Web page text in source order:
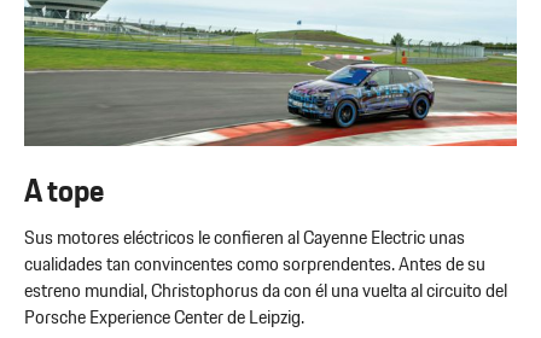
A tope
Sus motores eléctricos le confieren al Cayenne Electric unas
cualidades tan convincentes como sorprendentes. Antes de su
estreno mundial, Christophorus da con él una vuelta al circuito del
Porsche Experience Center de Leipzig.